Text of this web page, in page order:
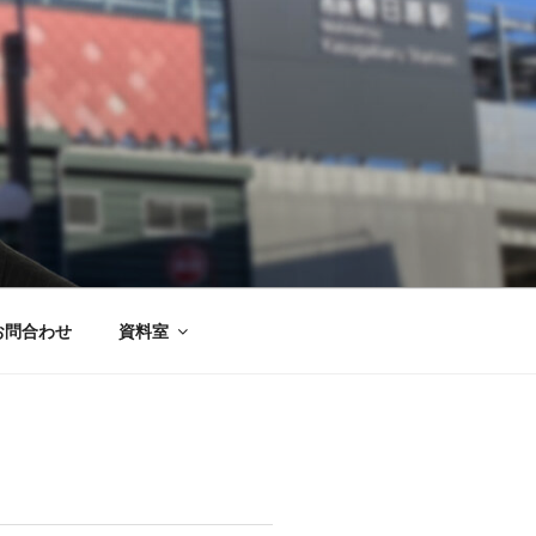
問合わせ 資料室